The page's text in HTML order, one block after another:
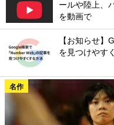
ールや陸上、
を動画で
【お知らせ
を見つけやす
名作